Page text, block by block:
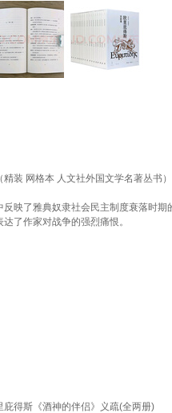
装 网格本 人文社外国文学名著丛书）
反映了雅典奴隶社会民主制度衰落时
了作家对战争的强烈痛恨。
庇得斯《酒神的伴侣》义疏(全两册)